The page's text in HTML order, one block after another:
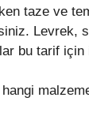
taze ve
Levrek,
bu tarif için
hangi